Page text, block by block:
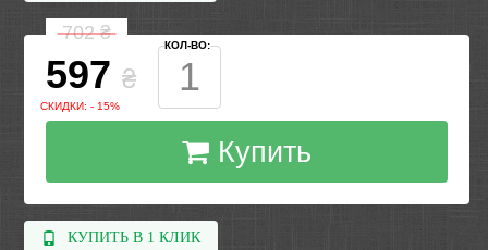
702₴
597 ₴
СКИДКИ: - 15%
КОЛ-ВО:
Купить
КУПИТЬ В 1 КЛИК